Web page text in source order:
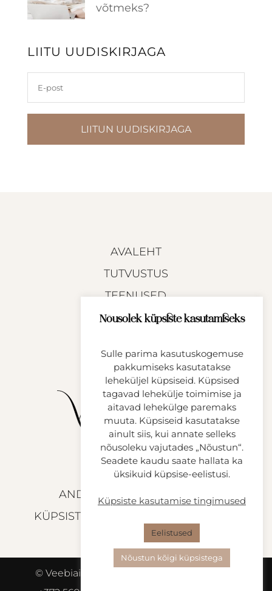
võtmeks?
LIITU UUDISKIRJAGA
LIITUN UUDISKIRJAGA
AVALEHT
TUTVUSTUS
TEENUSED
TEHTUD TÖÖD
KONTAKT
ANDMEKAITSETINGIMUSED
KÜPSISTE KASUTAMISE TINGIMUSED
© Veebiait OÜ | Reg.Nr: 16363727 | Telefon:
Nõusolek küpsiste kasutamiseks
Sulle parima kasutuskogemuse
pakkumiseks kasutatakse
leheküljel küpsiseid. Küpsised
tagavad lehekülje toimimise ja
aitavad lehekülge paremaks
muuta. Küpsiseid kasutatakse
ainult siis, kui annate selleks
nõusoleku vajutades „Nõustun“.
Seadete kaudu saate hallata ka
üksikuid küpsise-eelistusi.
Küpsiste kasutamise tingimused
Eelistused
Nõustun kõigi küpsistega